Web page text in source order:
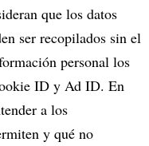
que los datos
ser recopilados sin el
personal los
ID y Ad ID. En
a los
y qué no